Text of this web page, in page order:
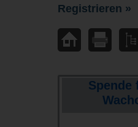
Registrieren »
Spende